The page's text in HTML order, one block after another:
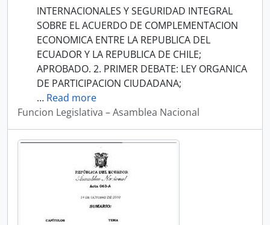
INTERNACIONALES Y SEGURIDAD INTEGRAL
SOBRE EL ACUERDO DE COMPLEMENTACION
ECONOMICA ENTRE LA REPUBLICA DEL
ECUADOR Y LA REPUBLICA DE CHILE;
APROBADO. 2. PRIMER DEBATE: LEY ORGANICA
DE PARTICIPACION CIUDADANA;
… Read more
Funcion Legislativa – Asamblea Nacional